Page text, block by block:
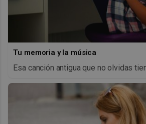
Tu memoria y la música
Esa canción antigua que no olvidas